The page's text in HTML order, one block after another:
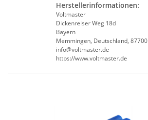
Herstellerinformationen:
Voltmaster
Dickenreiser Weg 18d
Bayern
Memmingen, Deutschland, 87700
info@voltmaster.de
https://www.voltmaster.de